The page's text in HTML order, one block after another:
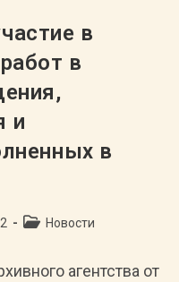
в
в
и
в
РубрикаНовости
агентства от